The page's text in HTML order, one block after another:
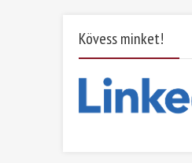
Kövess minket!